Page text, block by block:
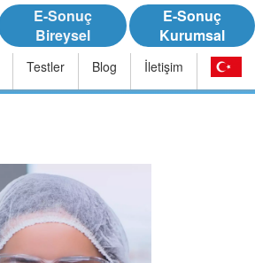
E-Sonuç
Bireysel
E-Sonuç
Kurumsal
Testler Blog İletişim